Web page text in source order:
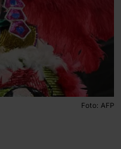
Foto: AFP